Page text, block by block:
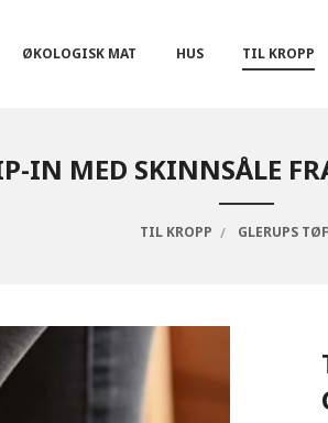
ØKOLOGISK MAT HUS TIL KROPP
IN MED SKINNSÅLE
TIL KROPP GLERUPS